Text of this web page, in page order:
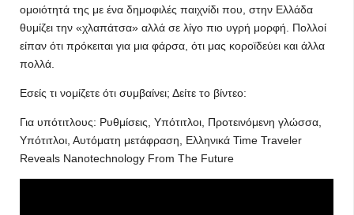
ομοιότητά της με ένα δημοφιλές παιχνίδι που, στην Ελλάδα
θυμίζει την «χλαπάτσα» αλλά σε λίγο πιο υγρή μορφή. Πολλοί
είπαν ότι πρόκειται για μια φάρσα, ότι μας κοροϊδεύει και άλλα
πολλά.
Εσείς τι νομίζετε ότι συμβαίνει; Δείτε το βίντεο:
Για υπότιτλους: Ρυθμίσεις, Υπότιτλοι, Προτεινόμενη γλώσσα,
Υπότιτλοι, Αυτόματη μετάφραση, Ελληνικά Time Traveler
Reveals Nanotechnology From The Future